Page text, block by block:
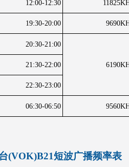
12:00-12:30
19:30-20:00
20:30-21:00
21:30-22:00
22:30-23:00
06:30-06:50
(VOK)B21短波广播频率表